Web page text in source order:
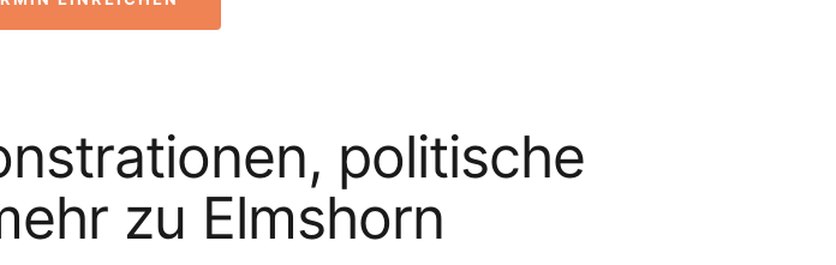
politische
zu Elmshorn